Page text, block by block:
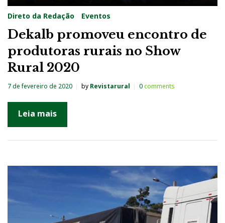
v
e
r
e
i
r
e
2
0
Direto da Redação Eventos
Dekalb promoveu encontro de
produtoras rurais no Show
Rural 2020
7 de fevereiro de 2020 by Revistarural 0comments
Leia mais